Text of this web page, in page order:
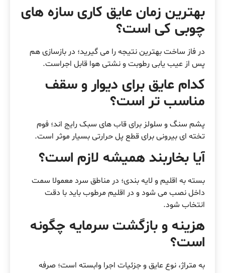
بهترین زمان عایق کاری سازه های
چوبی کی است؟
در فاز ساخت بهترین نتیجه را می گیرید؛ در بازسازی هم
پس از عیب یابی رطوبت و نشتی هوا قابل اجراست.
کدام عایق برای دیوار و سقف
مناسب تر است؟
پشم سنگ و سلولز برای قاب های سبک رایج اند؛ فوم
تخته ای بیرونی برای قطع پل حرارتی بسیار موثر است.
آیا بخاربند همیشه لازم است؟
بسته به اقلیم و لایه بندی؛ در مناطق سرد معمولا سمت
داخل نصب می شود و در اقلیم مرطوب باید با دقت
انتخاب شود.
هزینه و بازگشت سرمایه چگونه
است؟
به متراژ، نوع عایق و جزئیات اجرا وابسته است؛ صرفه